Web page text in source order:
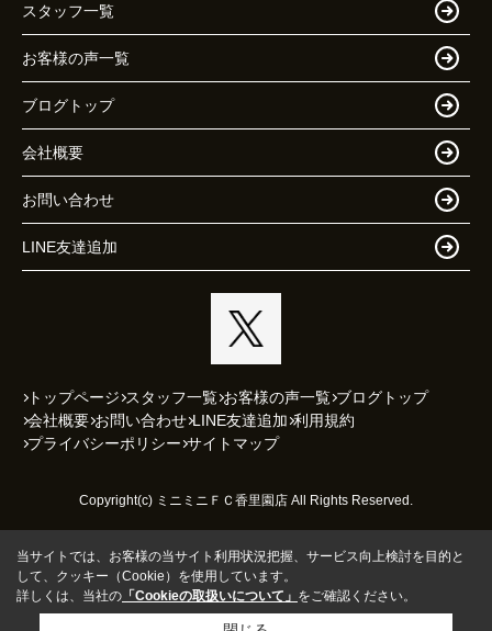
スタッフ一覧
お客様の声一覧
ブログトップ
会社概要
お問い合わせ
LINE友達追加
トップページ スタッフ一覧 お客様の声一覧 ブログトップ
会社概要 お問い合わせ LINE友達追加 利用規約
プライバシーポリシー サイトマップ
Copyright(c) ミニミニＦＣ香里園店 All Rights Reserved.
当サイトでは、お客様の当サイト利用状況把握、サービス向上検討を目的と
して、クッキー（Cookie）を使用しています。
詳しくは、当社の 「Cookieの取扱いについて」 をご確認ください。